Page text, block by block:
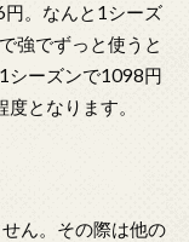
。なんと1シーズ
強でずっと使うと
シーズンで1098円
となります。
ん。その際は他の